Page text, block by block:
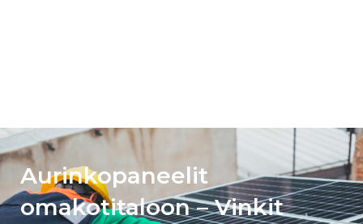
Aurinkopaneelit
omakotitaloon – Vinkit